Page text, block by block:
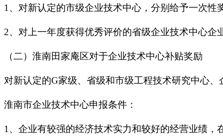
1、对新认定的市级企业技术中心，分别给予一次性
2、对上一年度获得优秀评价的省级企业技术中心企
（二）淮南田家庵区对于企业技术中心补贴奖励
对新认定的G家级、省级和市级工程技术研究中心
淮南市企业技术中心申报条件：
1、企业有较强的经济技术实力和较好的经营业绩